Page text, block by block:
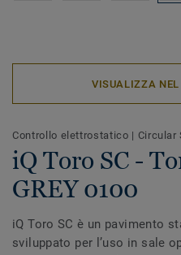
VISUALIZZA NEL
Controllo elettrostatico | Circular
iQ Toro SC -
GREY 0100
iQ Toro SC è un pavimento
sviluppato per l’uso in sale